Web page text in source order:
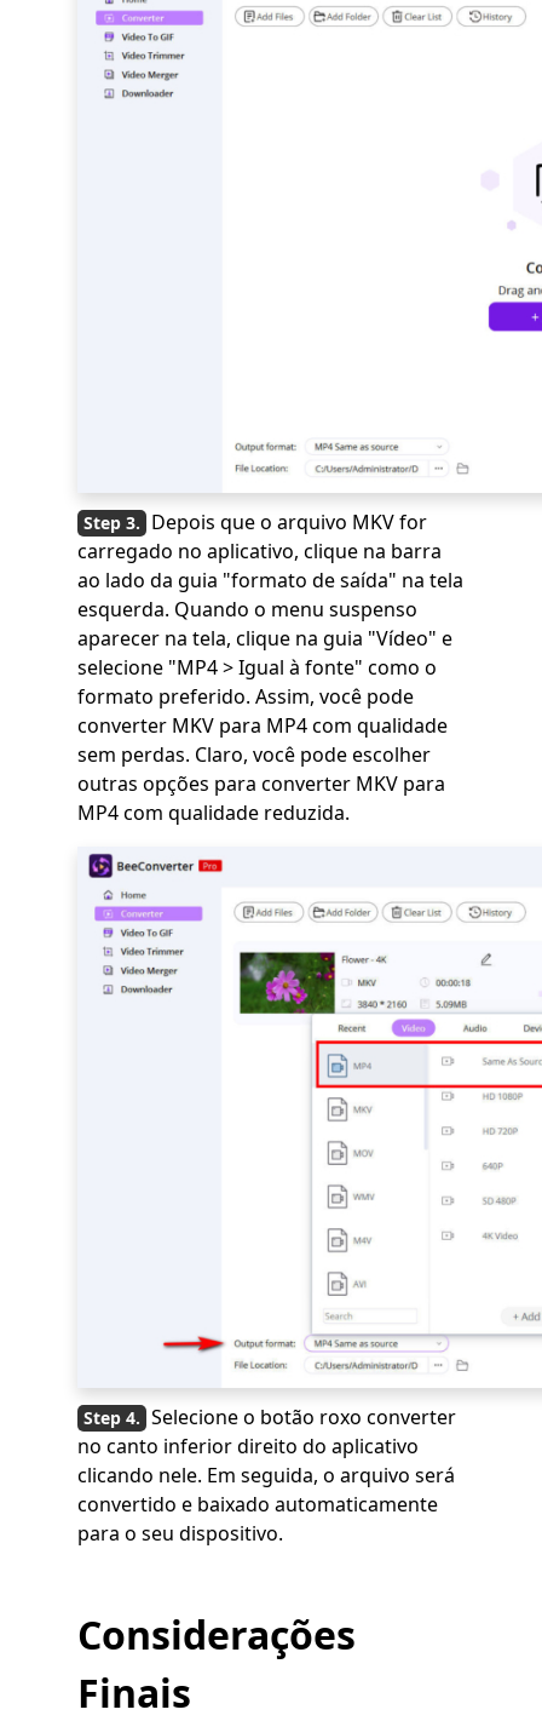
Depois que o arquivo MKV for
carregado no aplicativo, clique na barra
ao lado da guia "formato de saída" na tela
esquerda. Quando o menu suspenso
aparecer na tela, clique na guia "Vídeo" e
selecione "MP4 > Igual à fonte" como o
formato preferido. Assim, você pode
converter MKV para MP4 com qualidade
sem perdas. Claro, você pode escolher
outras opções para converter MKV para
MP4 com qualidade reduzida.
Selecione o botão roxo converter
no canto inferior direito do aplicativo
clicando nele. Em seguida, o arquivo será
convertido e baixado automaticamente
para o seu dispositivo.
Considerações
Finais